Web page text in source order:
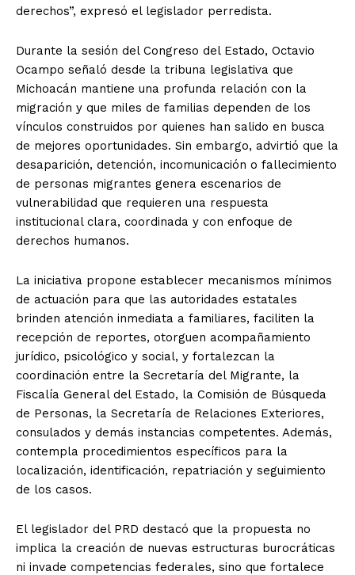
derechos”, expresó el legislador perredista.
Durante la sesión del Congreso del Estado, Octavio
Ocampo señaló desde la tribuna legislativa que
Michoacán mantiene una profunda relación con la
migración y que miles de familias dependen de los
vínculos construidos por quienes han salido en busca
de mejores oportunidades. Sin embargo, advirtió que la
desaparición, detención, incomunicación o fallecimiento
de personas migrantes genera escenarios de
vulnerabilidad que requieren una respuesta
institucional clara, coordinada y con enfoque de
derechos humanos.
La iniciativa propone establecer mecanismos mínimos
de actuación para que las autoridades estatales
brinden atención inmediata a familiares, faciliten la
recepción de reportes, otorguen acompañamiento
jurídico, psicológico y social, y fortalezcan la
coordinación entre la Secretaría del Migrante, la
Fiscalía General del Estado, la Comisión de Búsqueda
de Personas, la Secretaría de Relaciones Exteriores,
consulados y demás instancias competentes. Además,
contempla procedimientos específicos para la
localización, identificación, repatriación y seguimiento
de los casos.
El legislador del PRD destacó que la propuesta no
implica la creación de nuevas estructuras burocráticas
ni invade competencias federales, sino que fortalece